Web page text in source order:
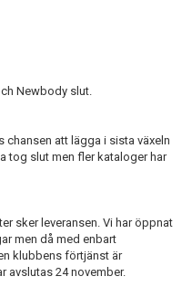
Newbody slut.
chansen att lägga i sista växeln
tog slut men fler kataloger har
sker leveransen. Vi har öppnat
men då med enbart
klubbens förtjänst är
avslutas 24 november.